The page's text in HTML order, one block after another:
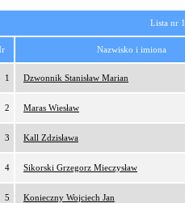
Lista nr
Nazwisko i imiona
1 Dzwonnik Stanisław Marian
2 Maras Wiesław
3 Kall Zdzisława
4 Sikorski Grzegorz Mieczysław
5 Konieczny Wojciech Jan